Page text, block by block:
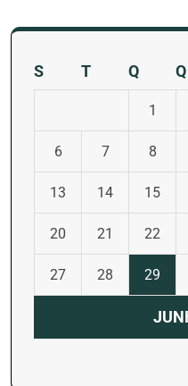
S T Q Q
1
6 7 8
13 14 15
20 21 22
27 28 29